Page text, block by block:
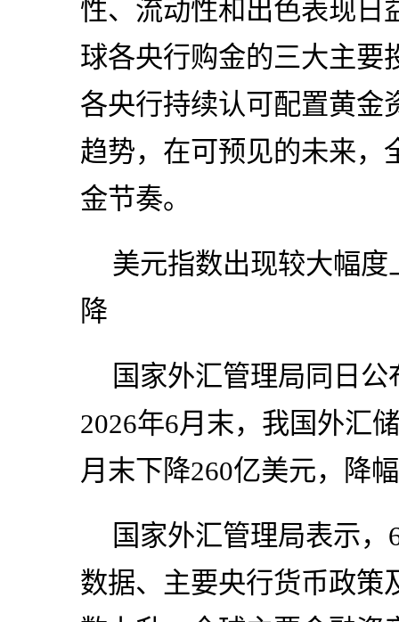
性、流动性和出色表现日
球各央行购金的三大主要
各央行持续认可配置黄金
趋势，在可预见的未来，
金节奏。
美元指数出现较大幅
降
国家外汇管理局同日
2026年6月末，我国外汇
月末下降260亿美元，降
国家外汇管理局表示
数据、主要央行货币政策